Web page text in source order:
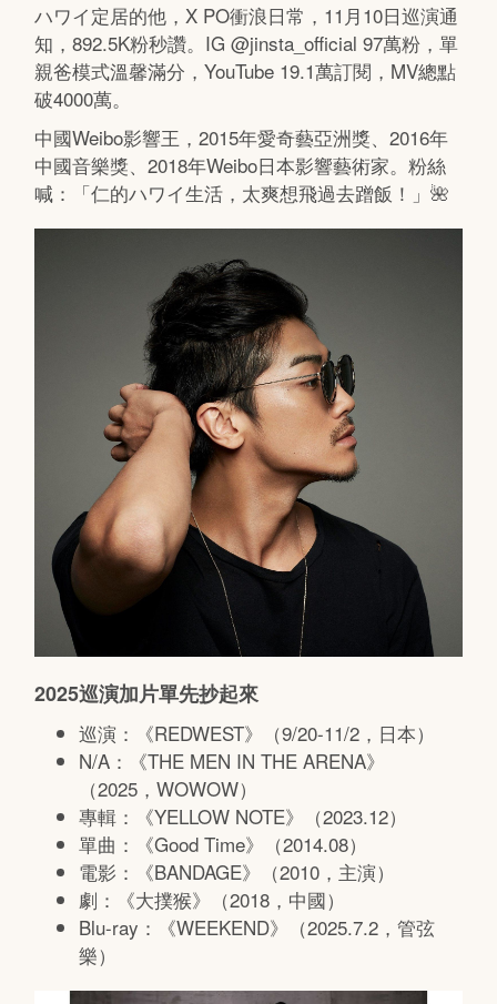
ハワイ定居的他，X PO衝浪日常，11月10日巡演通
知，892.5K粉秒讚。IG @jinsta_official 97萬粉，單
親爸模式溫馨滿分，YouTube 19.1萬訂閱，MV總點
破4000萬。
中國Weibo影響王，2015年愛奇藝亞洲獎、2016年
中國音樂獎、2018年Weibo日本影響藝術家。粉絲
喊：「仁的ハワイ生活，太爽想飛過去蹭飯！」🌺
2025巡演加片單先抄起來
巡演：《REDWEST》（9/20-11/2，日本）
N/A：《THE MEN IN THE ARENA》
（2025，WOWOW）
專輯：《YELLOW NOTE》（2023.12）
單曲：《Good Time》（2014.08）
電影：《BANDAGE》（2010，主演）
劇：《大撲猴》（2018，中國）
Blu-ray：《WEEKEND》（2025.7.2，管弦
樂）